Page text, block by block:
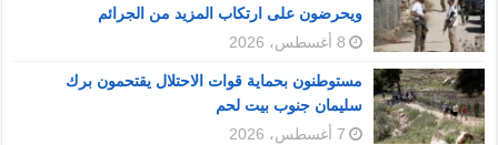
ويحرضون على ارتكاب المزيد من الجرائم
8 أغسطس، 2026
مستوطنون بحماية قوات الاحتلال يقتحمون برك
سليمان جنوب بيت لحم
7 أغسطس، 2026